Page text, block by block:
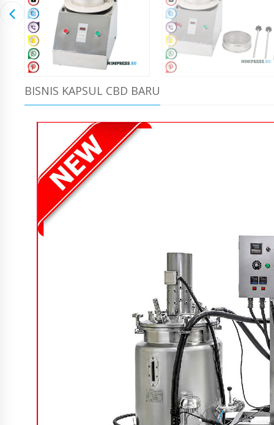
BISNIS KAPSUL CBD BARU